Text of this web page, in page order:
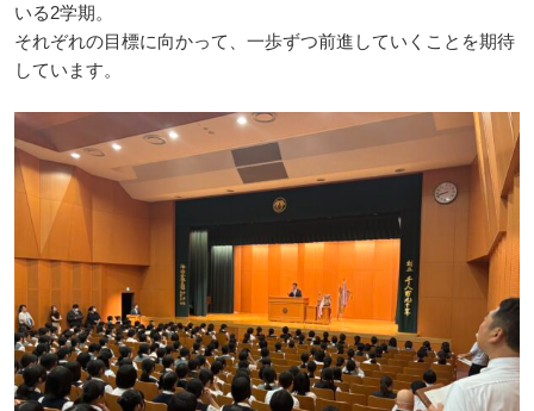
いる2学期。
それぞれの目標に向かって、一歩ずつ前進していくことを期待
しています。